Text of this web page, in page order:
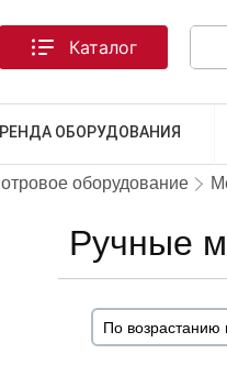
ОБОРУДОВАНИЯ
Каталог
оборудование
Ручные